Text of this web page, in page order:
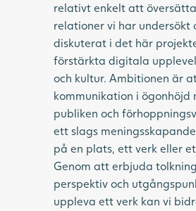
relativt enkelt att
relationer vi har undersökt
diskuterat i det här
förstärkta digitala
och kultur. Ambitionen är
kommunikation i ögonhöjd
publiken och
ett slags
på en plats, ett verk eller
Genom att erbjuda
perspektiv och
uppleva ett verk kan vi